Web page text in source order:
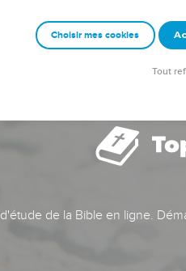
de la Bible en ligne.
Choisir mes cookies
Tout